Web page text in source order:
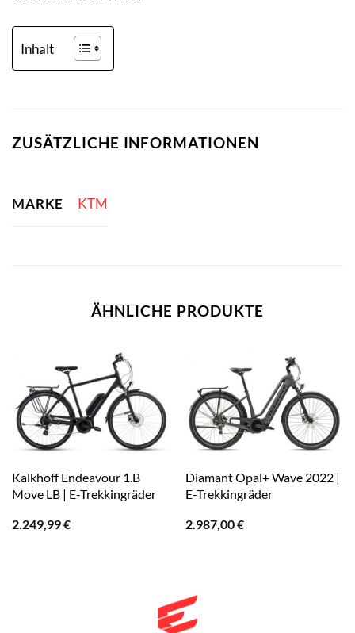
Inhalt
ZUSÄTZLICHE INFORMATIONEN
MARKE KTM
ÄHNLICHE PRODUKTE
Kalkhoff Endeavour 1.B
Move LB | E-Trekkingräder
2.249,99€
Diamant Opal+ Wave 2022 |
E-Trekkingräder
2.987,00€